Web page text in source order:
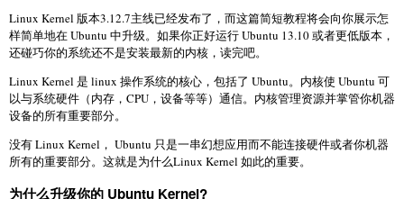
Linux Kernel 版本3.12.7主线已经发布了，而这篇简短教程将会向你展示怎
样简单地在 Ubuntu 中升级。如果你正好运行 Ubuntu 13.10 或者更低版本，
还碰巧你的系统还不是安装最新的内核，读完吧。
Linux Kernel 是 linux 操作系统的核心，包括了 Ubuntu。内核使 Ubuntu 可
以与系统硬件（内存，CPU，设备等等）通信。内核管理资源并掌管你机器
设备的所有重要部分。
没有 Linux Kernel， Ubuntu 只是一串幻想应用而不能连接硬件或者你机器
所有的重要部分。这就是为什么Linux Kernel 如此的重要。
为什么升级你的 Ubuntu Kernel?